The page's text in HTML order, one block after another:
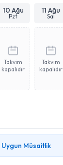
10 Ağu
Pzt
11 Ağu
Sal
Takvim
kapalıdır
Takvim
kapalıdır
Uygun Müsaitlik